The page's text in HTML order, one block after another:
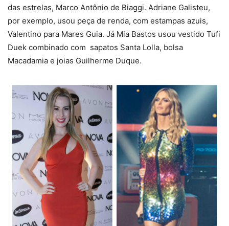
das estrelas, Marco Antônio de Biaggi. Adriane Galisteu,
por exemplo, usou peça de renda, com estampas azuis,
Valentino para Mares Guia. Já Mia Bastos usou vestido Tufi
Duek combinado com sapatos Santa Lolla, bolsa
Macadamia e joias Guilherme Duque.